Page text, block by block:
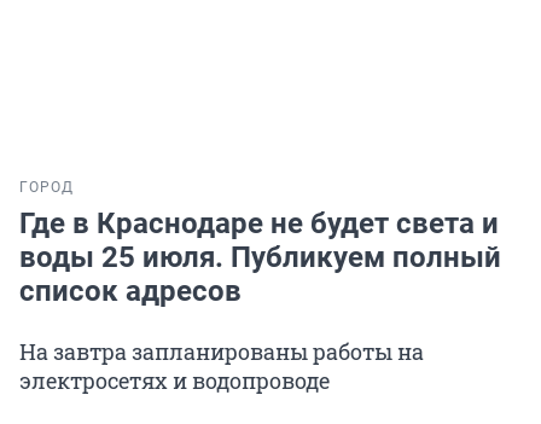
ГОРОД
Где в Краснодаре не будет света и
воды 25 июля. Публикуем полный
список адресов
На завтра запланированы работы на
электросетях и водопроводе